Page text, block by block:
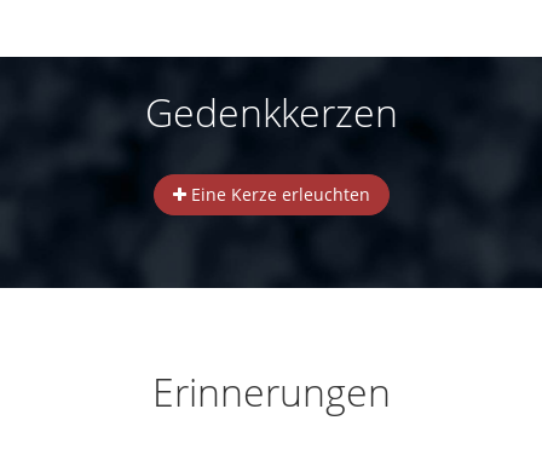
Gedenkkerzen
Eine Kerze erleuchten
Erinnerungen